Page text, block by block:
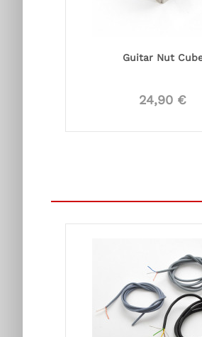
Guitar Nut
24,90 €